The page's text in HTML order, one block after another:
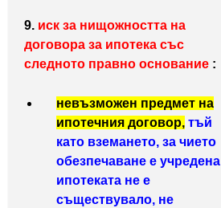
9. иск за нищожността на
договора за ипотека със
следното правно основание :
невъзможен предмет на
ипотечния договор, тъй
като вземането, за чието
обезпечаване е учредена
ипотеката не е
съществувало, не